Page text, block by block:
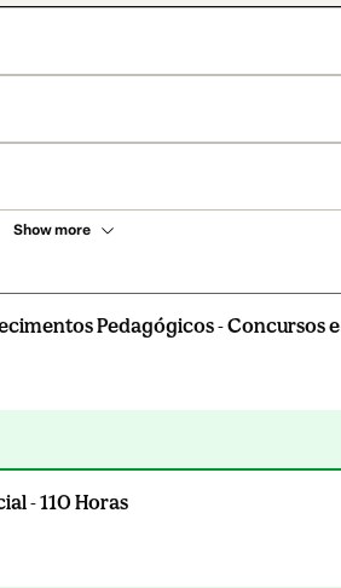
Show more
Pedagógicos - Concursos e
- 110 Horas